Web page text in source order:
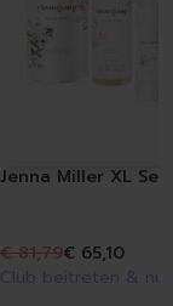
Jenna Miller XL Set
€ 81,79€ 65,10